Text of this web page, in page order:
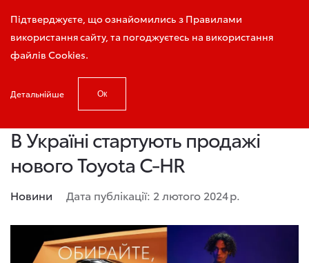
Підтверджуєте, що ознайомились з Правилами
використання сайту, та погоджуєтесь на використання
файлів Cookies.
Детальнійше Ок
Запис на тест-драйв
Головна Новини
В Україні стартують продажі
нового Toyota C-HR
Новини Дата публікації: 2 лютого 2024 р.